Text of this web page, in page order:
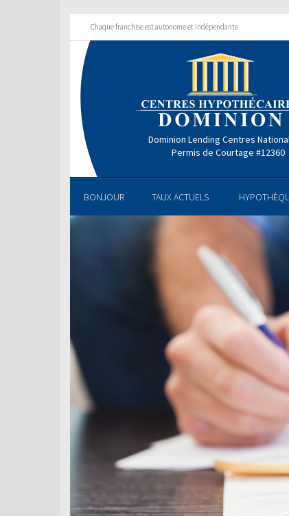
Chaque franchise est autonome et indépendante
Dominion Lending Centres
Permis de Courtage #12360
BONJOUR TAUX ACTUELS